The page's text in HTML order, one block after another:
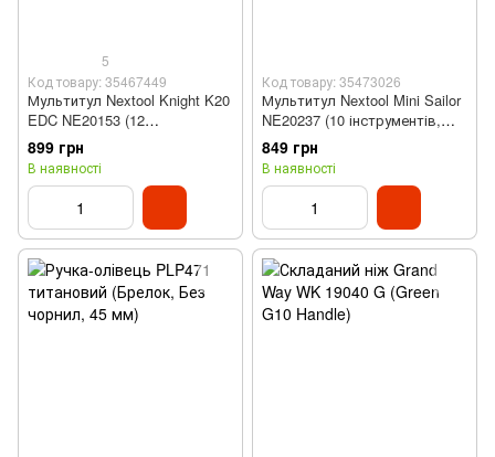
5
Код товару: 35467449
Мультитул Nextool Knight K20
EDC NE20153 (12
інструментів)
899 грн
В наявності
Код товару: 35473026
Мультитул Nextool Mini Sailor
NE20237 (10 інструментів,
мультитул брелок,
нержавіюча сталь, викрутка,
плоскогубці, ножиці, ніж)
849 грн
В наявності